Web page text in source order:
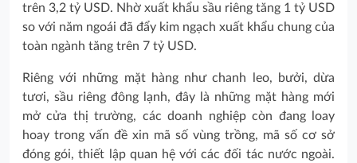
trên 3,2 tỷ USD. Nhờ xuất khẩu sầu riêng tăng 1 tỷ USD
so với năm ngoái đã đẩy kim ngạch xuất khẩu chung của
toàn ngành tăng trên 7 tỷ USD.
Riêng với những mặt hàng như chanh leo, bưởi, dừa
tươi, sầu riêng đông lạnh, đây là những mặt hàng mới
mở cửa thị trường, các doanh nghiệp còn đang loay
hoay trong vấn đề xin mã số vùng trồng, mã số cơ sở
đóng gói, thiết lập quan hệ với các đối tác nước ngoài.